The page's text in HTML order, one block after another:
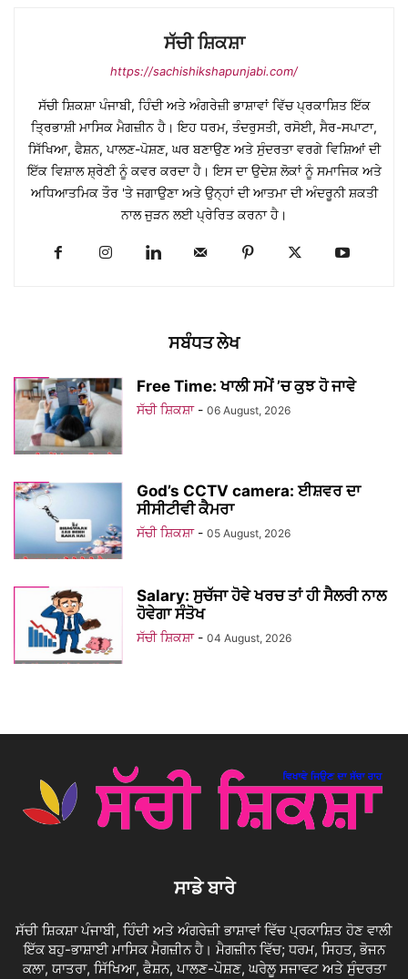
ਸੱਚੀ ਸ਼ਿਕਸ਼ਾ
https://sachishikshapunjabi.com/
ਸੱਚੀ ਸ਼ਿਕਸ਼ਾ ਪੰਜਾਬੀ, ਹਿੰਦੀ ਅਤੇ ਅੰਗਰੇਜ਼ੀ ਭਾਸ਼ਾਵਾਂ ਵਿੱਚ ਪ੍ਰਕਾਸ਼ਿਤ ਇੱਕ
ਤ੍ਰਿਭਾਸ਼ੀ ਮਾਸਿਕ ਮੈਗਜ਼ੀਨ ਹੈ। ਇਹ ਧਰਮ, ਤੰਦਰੁਸਤੀ, ਰਸੋਈ, ਸੈਰ-ਸਪਾਟਾ,
ਸਿੱਖਿਆ, ਫੈਸ਼ਨ, ਪਾਲਣ-ਪੋਸ਼ਣ, ਘਰ ਬਣਾਉਣ ਅਤੇ ਸੁੰਦਰਤਾ ਵਰਗੇ ਵਿਸ਼ਿਆਂ ਦੀ
ਇੱਕ ਵਿਸ਼ਾਲ ਸ਼੍ਰੇਣੀ ਨੂੰ ਕਵਰ ਕਰਦਾ ਹੈ। ਇਸ ਦਾ ਉਦੇਸ਼ ਲੋਕਾਂ ਨੂੰ ਸਮਾਜਿਕ ਅਤੇ
ਅਧਿਆਤਮਿਕ ਤੌਰ 'ਤੇ ਜਗਾਉਣਾ ਅਤੇ ਉਨ੍ਹਾਂ ਦੀ ਆਤਮਾ ਦੀ ਅੰਦਰੂਨੀ ਸ਼ਕਤੀ
ਨਾਲ ਜੁੜਨ ਲਈ ਪ੍ਰੇਰਿਤ ਕਰਨਾ ਹੈ।
ਸਬੰਧਤ ਲੇਖ
Free Time: ਖਾਲੀ ਸਮੇਂ ’ਚ ਕੁਝ ਹੋ ਜਾਵੇ
ਸੱਚੀ ਸ਼ਿਕਸ਼ਾ - 06 August, 2026
God’s CCTV camera: ਈਸ਼ਵਰ ਦਾ
ਸੀਸੀਟੀਵੀ ਕੈਮਰਾ
ਸੱਚੀ ਸ਼ਿਕਸ਼ਾ - 05 August, 2026
Salary: ਸੁਚੱਜਾ ਹੋਵੇ ਖਰਚ ਤਾਂ ਹੀ ਸੈਲਰੀ ਨਾਲ
ਹੋਵੇਗਾ ਸੰਤੋਖ
ਸੱਚੀ ਸ਼ਿਕਸ਼ਾ - 04 August, 2026
ਸਾਡੇ ਬਾਰੇ
ਸੱਚੀ ਸ਼ਿਕਸ਼ਾ ਪੰਜਾਬੀ, ਹਿੰਦੀ ਅਤੇ ਅੰਗਰੇਜ਼ੀ ਭਾਸ਼ਾਵਾਂ ਵਿੱਚ ਪ੍ਰਕਾਸ਼ਿਤ ਹੋਣ ਵਾਲੀ
ਇੱਕ ਬਹੁ-ਭਾਸ਼ਾਈ ਮਾਸਿਕ ਮੈਗਜ਼ੀਨ ਹੈ। ਮੈਗਜ਼ੀਨ ਵਿੱਚ; ਧਰਮ, ਸਿਹਤ, ਭੋਜਨ
ਕਲਾ, ਯਾਤਰਾ, ਸਿੱਖਿਆ, ਫੈਸ਼ਨ, ਪਾਲਣ-ਪੋਸ਼ਣ, ਘਰੇਲੂ ਸਜਾਵਟ ਅਤੇ ਸੁੰਦਰਤਾ